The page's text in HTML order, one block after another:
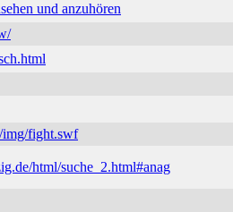
und anzuhören
img/fight.swf
html/suche_2.html#anag